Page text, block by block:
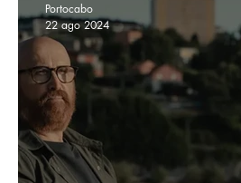
Portocabo
22 ago 2024